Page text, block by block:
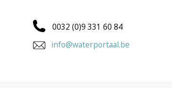
0032 (0)9 331 60 84
info@waterportaal.be